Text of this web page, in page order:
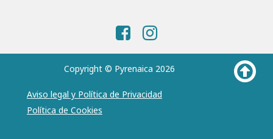
Copyright © Pyrenaica 2026
Aviso legal y Política de Privacidad
Política de Cookies